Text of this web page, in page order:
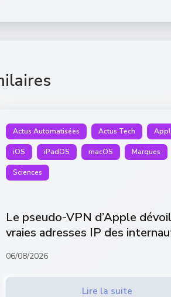
Actus Automatisées Actus Tech
iOS iPadOS macOS Marques
Sciences
Le pseudo-VPN d’Apple
vraies adresses IP des
06/08/2026
Lire la suite